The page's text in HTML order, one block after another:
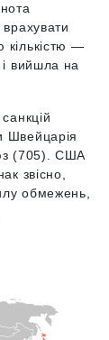
кількістю —
вийшла на
Швейцарія
(705). США
звісно,
обмежень,